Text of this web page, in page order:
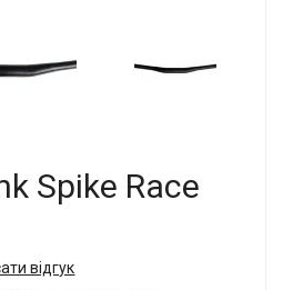
Spike Race
відгук